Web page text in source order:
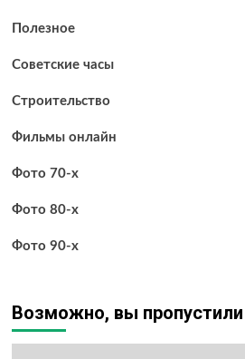
Полезное
Советские часы
Строительство
Фильмы онлайн
Фото 70-х
Фото 80-х
Фото 90-х
Возможно, вы пропустили